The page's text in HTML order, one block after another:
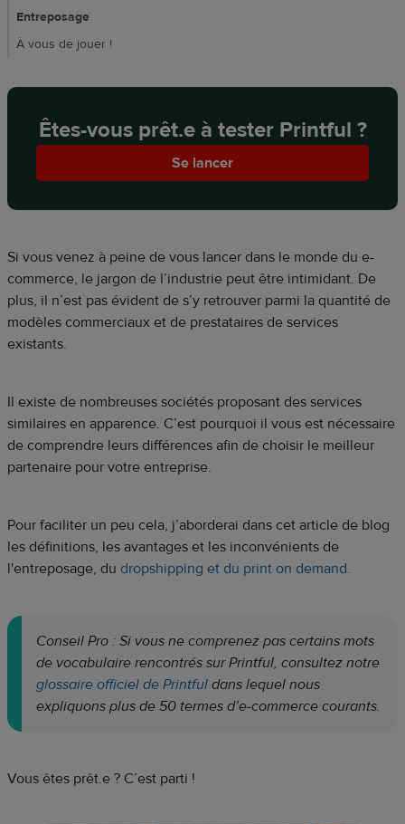
Entreposage
À vous de jouer !
Êtes-vous prêt.e à tester Printful ?
Se lancer
Si vous venez à peine de vous lancer dans le monde du e-
commerce, le jargon de l’industrie peut être intimidant. De
plus, il n’est pas évident de s’y retrouver parmi la quantité de
modèles commerciaux et de prestataires de services
existants.
Il existe de nombreuses sociétés proposant des services
similaires en apparence. C’est pourquoi il vous est nécessaire
de comprendre leurs différences afin de choisir le meilleur
partenaire pour votre entreprise.
Pour faciliter un peu cela, j’aborderai dans cet article de blog
les définitions, les avantages et les inconvénients de
l'entreposage, du dropshipping et du print on demand.
Conseil Pro : Si vous ne comprenez pas certains mots
de vocabulaire rencontrés sur Printful, consultez notre
glossaire officiel de Printful dans lequel nous
expliquons plus de 50 termes d’e-commerce courants.
Vous êtes prêt.e ? C’est parti !